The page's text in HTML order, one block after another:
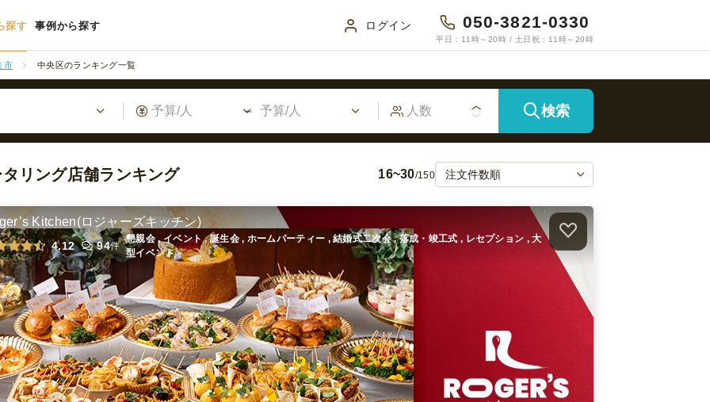
探す 事例から探す ログイン 050-3821-0330
平日：11時～20時 / 土日祝：11時～20時
市 中央区のランキング一覧
検索
リング店舗ランキング 16~30/150
Kitchen(ロジャーズキッチン)
4.12 94件
懇親会 , イベント , 誕生会 , ホームパーティー , 結婚式二次会 , 落成・竣工式 , レセプション , 大
型イベント